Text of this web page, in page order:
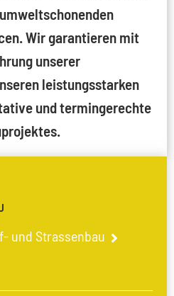
Wir garantieren mit
unserer
leistungsstarken
und termingerechte
und Strassenbau